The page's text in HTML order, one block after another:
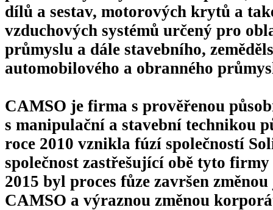
dílů a sestav, motorových krytů a
vzduchových systémů určený pro
průmyslu a dále stavebního,
automobilového a obranného
CAMSO je firma s prověřenou
s manipulační a stavební technikou
roce 2010 vznikla fúzí společností
společnost zastřešující obě tyto
2015 byl proces fůze završen
CAMSO a výraznou změnou